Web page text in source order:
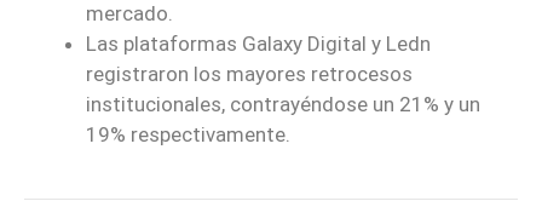
mercado.
Las plataformas Galaxy Digital y Ledn
registraron los mayores retrocesos
institucionales, contrayéndose un 21% y un
19% respectivamente.